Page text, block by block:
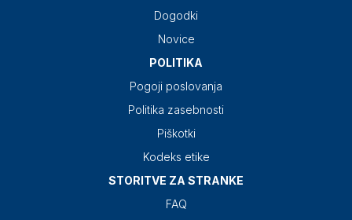
Dogodki
Novice
POLITIKA
Pogoji poslovanja
Politika zasebnosti
Piškotki
Kodeks etike
STORITVE ZA STRANKE
FAQ